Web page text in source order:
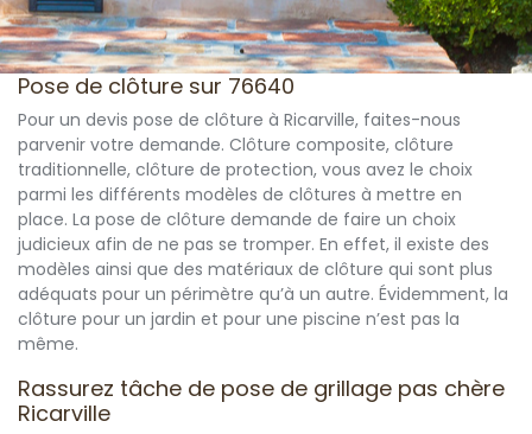
Pose de clôture sur 76640
Pour un devis pose de clôture à Ricarville, faites-nous
parvenir votre demande. Clôture composite, clôture
traditionnelle, clôture de protection, vous avez le choix
parmi les différents modèles de clôtures à mettre en
place. La pose de clôture demande de faire un choix
judicieux afin de ne pas se tromper. En effet, il existe des
modèles ainsi que des matériaux de clôture qui sont plus
adéquats pour un périmètre qu’à un autre. Évidemment, la
clôture pour un jardin et pour une piscine n’est pas la
même.
Rassurez tâche de pose de grillage pas chère
Ricarville